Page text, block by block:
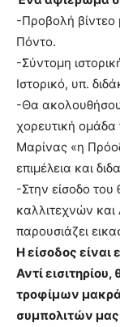
-Προβολή βίντεο
Πόντο.
-Σύντομη
Ιστορικό, υπ.
-Θα
χορευτική ομάδα
Μαρίνας «η
επιμέλεια και
-Στην είσοδο
καλλιτεχνών
παρουσιάζει
Η είσοδος είναι
Αντί
τροφίμων
συμπολιτών